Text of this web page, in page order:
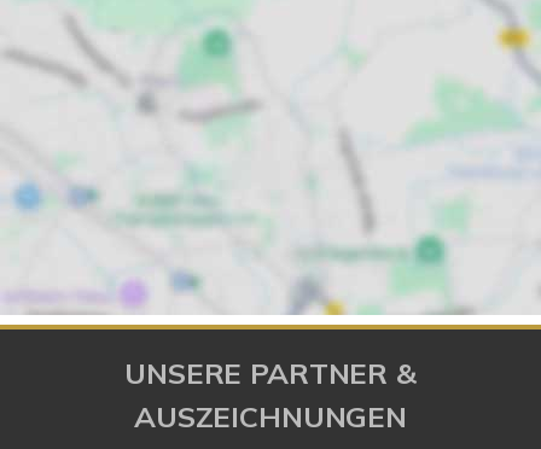
UNSERE PARTNER &
AUSZEICHNUNGEN